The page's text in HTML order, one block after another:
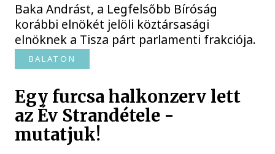
Baka Andrást, a Legfelsőbb Bíróság
korábbi elnökét jelöli köztársasági
elnöknek a Tisza párt parlamenti frakciója.
BALATON
Egy furcsa halkonzerv lett
az Év Strandétele -
mutatjuk!